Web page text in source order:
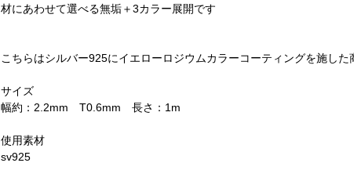
材にあわせて選べる無垢＋3カラー展開です
こちらはシルバー925にイエローロジウムカラーコーティングを施した
サイズ
幅約：2.2mm T0.6mm 長さ：1m
使用素材
sv925